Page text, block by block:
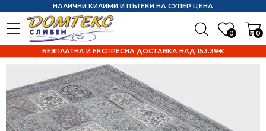
0 0
НАЛИЧНИ КИЛИМИ И ПЪТЕКИ НА СУПЕР ЦЕНА
БЕЗПЛАТНА И ЕКСПРЕСНА ДОСТАВКА НАД 153.39€